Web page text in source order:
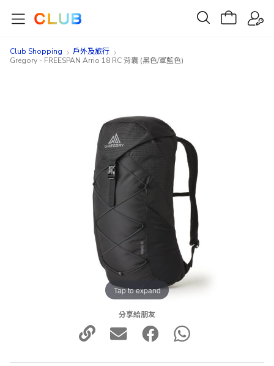
Club Shopping
戶外及旅行
Gregory - FREESPAN Arrio 18 RC 背囊 (黑色/軍藍色)
Tap to expand
分享給朋友